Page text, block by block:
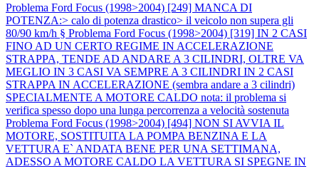
Problema Ford Focus (1998>2004) [249] MANCA DI
POTENZA:> calo di potenza drastico> il veicolo non supera gli
80/90 km/h § Problema Ford Focus (1998>2004) [319] IN 2 CASI
FINO AD UN CERTO REGIME IN ACCELERAZIONE
STRAPPA, TENDE AD ANDARE A 3 CILINDRI, OLTRE VA
MEGLIO IN 3 CASI VA SEMPRE A 3 CILINDRI IN 2 CASI
STRAPPA IN ACCELERAZIONE (sembra andare a 3 cilindri)
SPECIALMENTE A MOTORE CALDO nota: il problema si
verifica spesso dopo una lunga percorrenza a velocità sostenuta
Problema Ford Focus (1998>2004) [494] NON SI AVVIA IL
MOTORE, SOSTITUITA LA POMPA BENZINA E LA
VETTURA E` ANDATA BENE PER UNA SETTIMANA,
ADESSO A MOTORE CALDO LA VETTURA SI SPEGNE IN